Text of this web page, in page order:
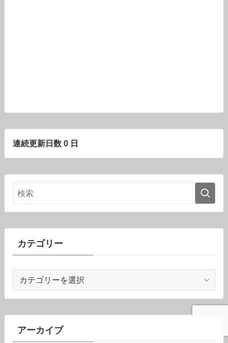
連続更新日数 0 日
カテゴリー
ゴ
リ
ーアーカイブ